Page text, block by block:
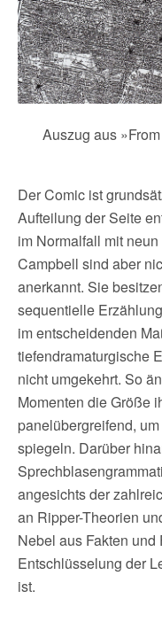
Auszug aus
Der Comic ist
Aufteilung der Seite
im Normalfall mit
Campbell sind aber
anerkannt. Sie
sequentielle
im entscheidenden
tiefendramaturgische
nicht umgekehrt. So
Momenten die Größe
panelübergreifend,
spiegeln. Darüber
angesichts der
an Ripper-Theorien
Nebel aus Fakten
Entschlüsselung der
ist.